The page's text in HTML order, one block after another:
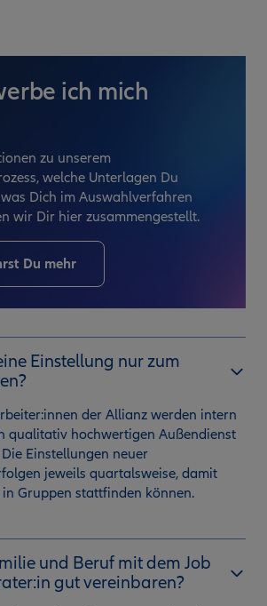
ich mich
zu unserem
welche Unterlagen Du
Dich im Auswahlverfahren
wir Dir hier zusammengestellt.
Du mehr
Einstellung nur zum
der Allianz werden intern
qualitativ hochwertigen Außendienst
Einstellungen neuer
jeweils quartalsweise, damit
Gruppen stattfinden können.
und Beruf mit dem Job
gut vereinbaren?